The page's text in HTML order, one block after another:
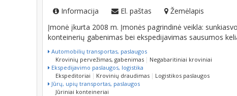
Informacija
El. paštas
Žemėlapis
Įmonė įkurta 2008 m. Įmonės pagrindinė veikla:
konteinerių gabenimas bei ekspedijavimas sausumos
Automobilių transportas, paslaugos
Krovinių pervežimas, gabenimas
Negabaritiniai kroviniai
Ekspedijavimo paslaugos, logistika
Ekspeditoriai
Krovinių draudimas
Logistikos paslaugos
Jūrų, upių transportas, paslaugos
Jūriniai konteineriai